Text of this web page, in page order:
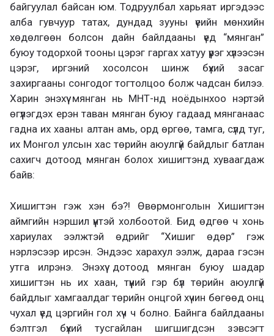
байгуулал байсан юм. Тодруулбал харьяат иргэдээс
алба гувчуур татах, дундад зууны үеийн мөнхийн
хөдөлгөөн болсон дайн байлдааны үед “мянган”
буюу тодорхой тооны цэрэг гаргах хатуу үүрэг хүлээсэн
цэрэг, иргэний хосолсон шинж бүхий засаг
захиргааны сонгодог тогтолцоо болж чадсан билээ.
Харин энэхүү мянган нь МНТ-нд ноёдынхоо нэртэй
өгүүлэгдэх ерэн таван мянган буюу гадаад мянганаас
гадна их хааны алтан амь, орд өргөө, тамга, сүлд туг,
их Монгол улсын хас төрийн аюулгүй байдлыг батлан
сахигч дотоод мянган болох хишигтэнд хуваагдаж
байв:
Хишигтэн гэж хэн бэ?! Өвөрмонголын Хишигтэн
аймгийн нэршил үүнтэй холбоотой. Бид өдгөө ч хонь
хариулах ээлжтэй өдрийг “Хишиг өдөр” гэж
нэрлэсээр ирсэн. Эндээс харахул ээлж, дараа гэсэн
утга илрэнэ. Энэхүү дотоод мянган буюу шадар
хишигтэн нь их хаан, түүний гэр бүл төрийн аюулгүй
байдлыг хамгаалдаг төрийн онцгой хүчин бөгөөд онц
чухал үед цэргийн гол хүч ч болно. Байнга байлдааны
бэлтгэл бүхий тусгайлан шигшигдсэн зэвсэгт